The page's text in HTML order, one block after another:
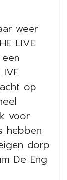
weer
LIVE
op
voor
hebben
dorp
De Eng